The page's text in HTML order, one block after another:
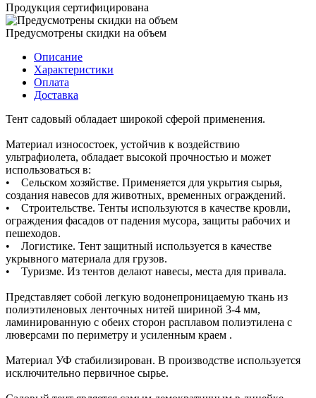
Продукция сертифицирована
Предусмотрены скидки на объем
Описание
Характеристики
Оплата
Доставка
Тент садовый обладает широкой сферой применения.
Материал износостоек, устойчив к воздействию
ультрафиолета, обладает высокой прочностью и может
использоваться в:
• Сельском хозяйстве. Применяется для укрытия сырья,
создания навесов для животных, временных ограждений.
• Строительстве. Тенты используются в качестве кровли,
ограждения фасадов от падения мусора, защиты рабочих и
пешеходов.
• Логистике. Тент защитный используется в качестве
укрывного материала для грузов.
• Туризме. Из тентов делают навесы, места для привала.
Представляет собой легкую водонепроницаемую ткань из
полиэтиленовых ленточных нитей шириной 3-4 мм,
ламинированную с обеих сторон расплавом полиэтилена с
люверсами по периметру и усиленным краем .
Материал УФ стабилизирован. В производстве используется
исключительно первичное сырье.